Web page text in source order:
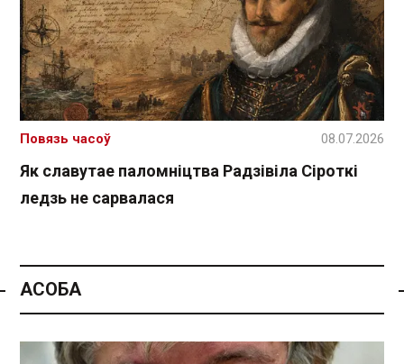
Спасылка без VPN
Як славутае паломніцтва Радзівіла Сіроткі
ледзь не сарвалася
Повязь часоў 08.07.2026
АСОБА